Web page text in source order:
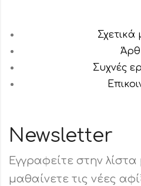
Σχετικά
Συχνές
Newsletter
Εγγραφείτε στην
μαθαίνετε τις νέες